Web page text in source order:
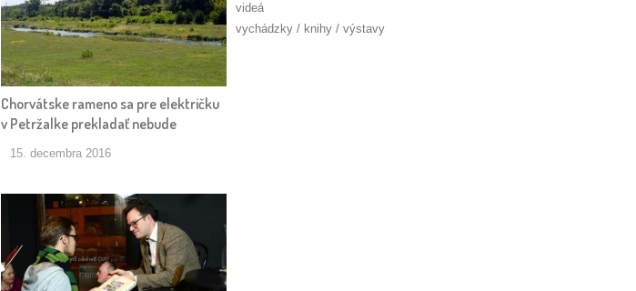
Chorvátske rameno sa pre električku
v Petržalke prekladať nebude
15. decembra 2016
videá
vychádzky / knihy / výstavy